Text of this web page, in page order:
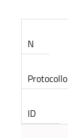
N
Protocollo
ID